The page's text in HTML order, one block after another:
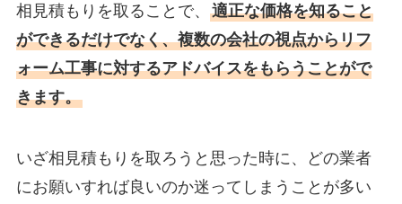
相見積もりを取ることで、 適正な価格を知ること
ができるだけでなく、複数の会社の視点からリフ
ォーム工事に対するアドバイスをもらうことがで
きます。
いざ相見積もりを取ろうと思った時に、どの業者
にお願いすれば良いのか迷ってしまうことが多い